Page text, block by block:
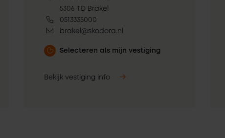
5306 TD Brakel
0513335000
brakel@skodora.nl
Selecteren als mijn vestiging
Bekijk vestiging info